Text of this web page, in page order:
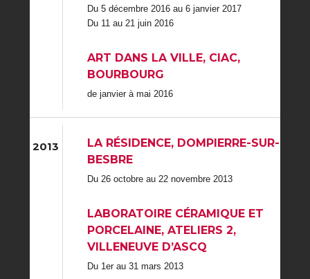
Du 5 décembre 2016 au 6 janvier 2017
Du 11 au 21 juin 2016
ART DANS LA VILLE, CIAC,
BOURBOURG
de janvier à mai 2016
2013
LA RÉSIDENCE, DOMPIERRE-SUR-
BESBRE
Du 26 octobre au 22 novembre 2013
LABORATOIRE CÉRAMIQUE ET
PORCELAINE, ATELIERS 2,
VILLENEUVE D’ASCQ
Du 1er au 31 mars 2013